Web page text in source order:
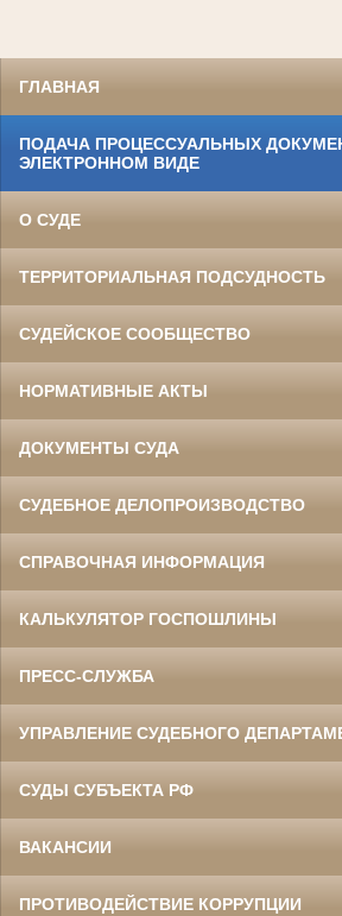
ГЛАВНАЯ
ПОДАЧА ПРОЦЕССУАЛЬНЫХ
ЭЛЕКТРОННОМ ВИДЕ
О СУДЕ
ТЕРРИТОРИАЛЬНАЯ ПОДСУДНОСТЬ
СУДЕЙСКОЕ СООБЩЕСТВО
НОРМАТИВНЫЕ АКТЫ
ДОКУМЕНТЫ СУДА
СУДЕБНОЕ ДЕЛОПРОИЗВОДСТВО
СПРАВОЧНАЯ ИНФОРМАЦИЯ
КАЛЬКУЛЯТОР ГОСПОШЛИНЫ
ПРЕСС-СЛУЖБА
УПРАВЛЕНИЕ СУДЕБНОГО
СУДЫ СУБЪЕКТА РФ
ВАКАНСИИ
ПРОТИВОДЕЙСТВИЕ КОРРУПЦИИ